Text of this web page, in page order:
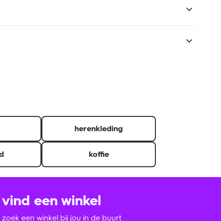
ook diverse warme maaltijden aan. Geen tijd
herenkleding
koffie
vind een winkel
zoek een winkel bij jou in de buurt